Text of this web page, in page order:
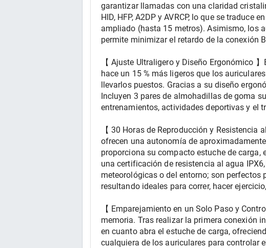
garantizar llamadas con una claridad
HID, HFP, A2DP y AVRCP, lo que se
ampliado (hasta 15 metros). Asimismo, los
permite minimizar el retardo de la conexión
【 Ajuste Ultraligero y Diseño Ergonómico
hace un 15 % más ligeros que los
llevarlos puestos. Gracias a su diseño
Incluyen 3 pares de almohadillas de goma
entrenamientos, actividades deportivas y el
【 30 Horas de Reproducción y
ofrecen una autonomía de
proporciona su compacto estuche de
una certificación de resistencia al agua
meteorológicas o del entorno; son
resultando ideales para correr, hacer
【 Emparejamiento en un Solo Paso y
memoria. Tras realizar la primera conexión
en cuanto abra el estuche de carga,
cualquiera de los auriculares para controlar